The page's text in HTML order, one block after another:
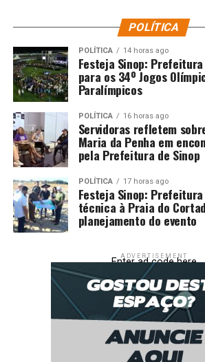
POLÍTICA
POLÍTICA 14 horas ago
Festeja Sinop:
para os 34º Jogos
Paralímpicos
POLÍTICA 16 horas ago
Servidoras refletem
Maria da Penha em
pela Prefeitura de Sinop
POLÍTICA 17 horas ago
Festeja Sinop:
técnica à Praia do
planejamento do evento
ADVERTISEMENT
Enter ad code here